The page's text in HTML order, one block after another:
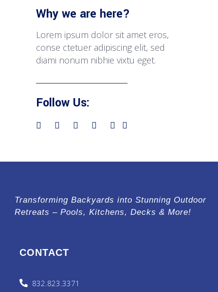
Why we are here?
Lorem ipsum dolor sit amet eros,
conse ctetuer adipiscing elit, sed
diami nonum nibhie vixtu eget.
Follow Us:
Transforming Backyards into Stunning Outdoor
Retreats – Pools, Kitchens, Decks & More!
CONTACT
832.823.3371